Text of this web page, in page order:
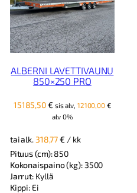
ALBERNI LAVETTIVAUNU
850×250 PRO
15185,50€ sis alv, 12100,00 €
alv 0%
tai alk. 318,77€ / kk
Pituus (cm):850
Kokonaispaino (kg): 3500
Jarrut: Kyllä
Kippi: Ei